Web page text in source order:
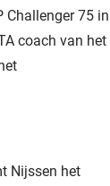
Challenger 75 in
coach van het
Nijssen het